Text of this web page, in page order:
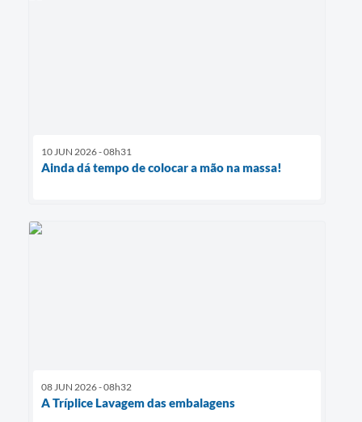
10 JUN 2026 - 08h31
Ainda dá tempo de colocar a mão na massa!
08 JUN 2026 - 08h32
A Tríplice Lavagem das embalagens